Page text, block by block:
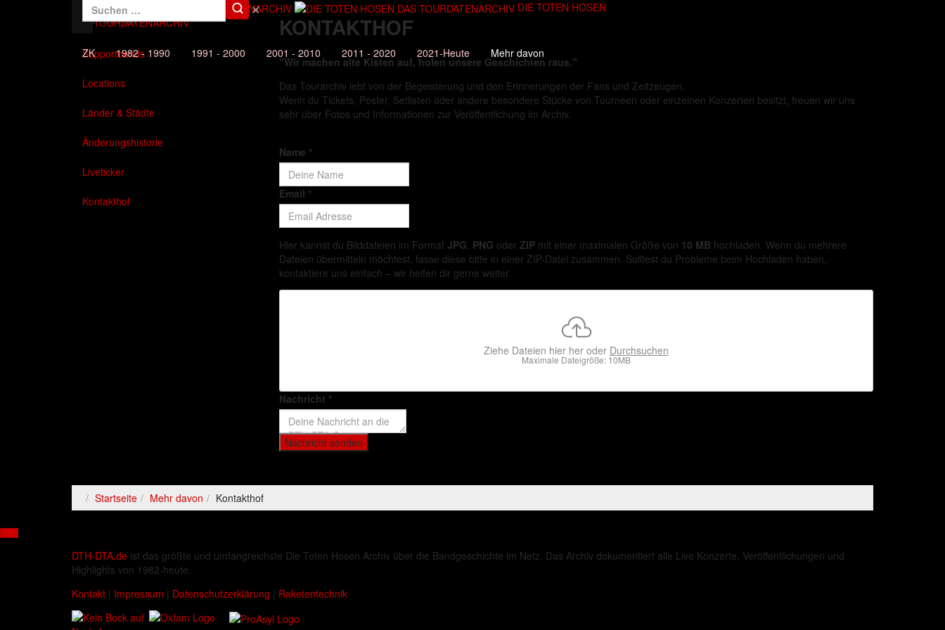
DIE TOTEN HOSEN
DAS TOURDATENARCHIV
✕
ZK 1982 - 1990 1991 - 2000 2001 - 2010 2011 - 2020 2021-Heute Mehr davon
KONTAKTHOF
"Wir machen alte Kisten auf, holen unsere Geschichten raus."
Das Tourarchiv lebt von der Begeisterung und den Erinnerungen der Fans und Zeitzeugen.
Wenn du Tickets, Poster, Setlisten oder andere besondere Stücke von Tourneen oder einzelnen Konzerten besitzt, freuen wir uns
sehr über Fotos und Informationen zur Veröffentlichung im Archiv.
Name *
Email *
Hier kannst du Bilddateien im Format JPG PNG oder ZIP mit einer maximalen Größe von 10 MB hochladen. Wenn du mehrere
Dateien übermitteln möchtest, fasse diese bitte in einer ZIP-Datei zusammen. Solltest du Probleme beim Hochladen haben,
kontaktiere uns einfach – wir helfen dir gerne weiter.
Ziehe Dateien hier her oder Durchsuchen
Maximale Dateigröße: 10MB
Nachricht *
Nachricht senden
Mehr davon
Supportbands
Locations
Länder & Städte
Änderungshistorie
Liveticker
Kontakthof
Startseite Mehr davon Kontakthof
DTH-DTA.de ist das größte und umfangreichste Die Toten Hosen Archiv über die Bandgeschichte im Netz. Das Archiv dokumentiert alle Live Konzerte, Veröffentlichungen und
Highlights von 1982-heute.
Kontakt | Impressum | Datenschutzerklärung | Raketentechnik